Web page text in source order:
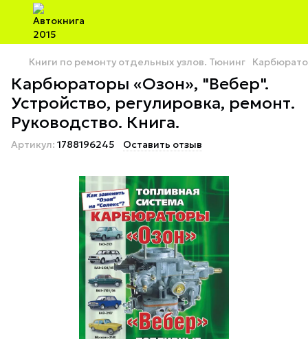
Книги по ремонту отдельных узлов. Тюнинг
Карбюраторы «Озон», "Вебер".
Устройство, регулировка, ремонт.
Руководство. Книга.
Артикул: 1788196245 Оставить отзыв